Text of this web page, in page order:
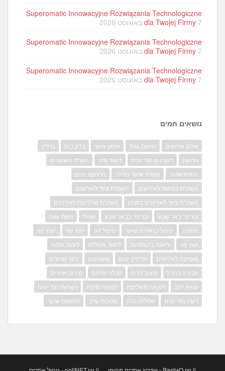
Superomatic Innowacyjne Rozwiązania Technologiczne
dla Twojej Firmy 7 באוגוסט 2026
Superomatic Innowacyjne Rozwiązania Technologiczne
dla Twojej Firmy 7 באוגוסט 2026
Superomatic Innowacyjne Rozwiązania Technologiczne
dla Twojej Firmy 7 באוגוסט 2026
נושאים חמים
אולם אירועים איטום גגות אימון אישי בדק בית
ברליץ
גירושין
דוקרנים נגד יונים דיקור סיני
הסרת משקפיים
הסרת שיער
הסרת שיער בלייזר
הרחקת יונים
השכרת כסאות לאירועים
השכרת ציוד לאירועים
השכרת ציוד לאירועים במרכז
השכרת שולחנות לאירועים
וטרינר באר שבע
וטרינר בבאר שבע זוגיות
זיפות גגות
חתונה
טיפול בנשירת שיער טיפול זוגי יועץ זוגי
ייעוץ זוגי
יעוץ זוגי
יריעות ביטומניות לימוד אנגלית
לימוד שפות
מוסיקה לאירועים
מרחיק יונים משחקים
ניקוי מרזבים
עבודה בחו"ל
עיצוב פנים קבלני איטום
קידום אתרים
קניית רכב
רפואה משלימה רפואה סינית
רשתות נגד יונים
רשת נגד יונים
שמלות כלה שמלות ערב תוספות שיער